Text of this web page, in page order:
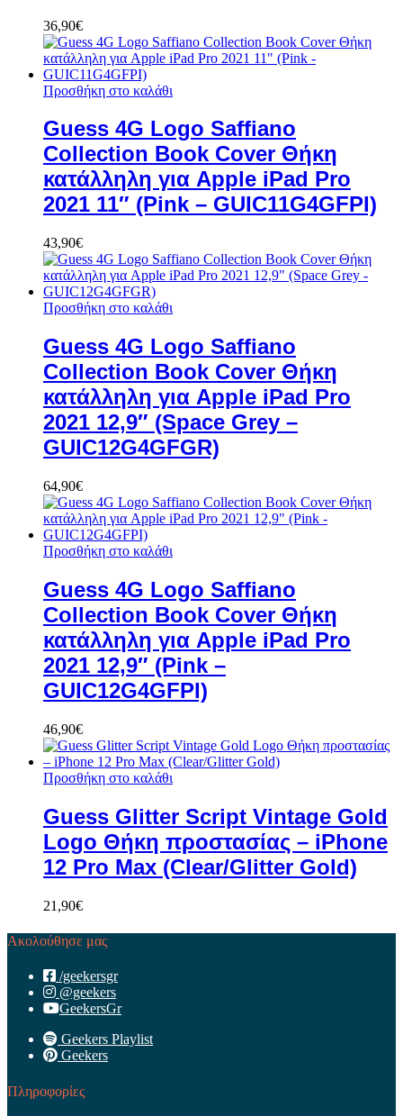
36,90€
Προσθήκη στο καλάθι
Guess 4G Logo Saffiano
Collection Book Cover Θήκη
κατάλληλη για Apple iPad Pro
2021 11″ (Pink – GUIC11G4GFPI)
43,90€
Προσθήκη στο καλάθι
Guess 4G Logo Saffiano
Collection Book Cover Θήκη
κατάλληλη για Apple iPad Pro
2021 12,9″ (Space Grey –
GUIC12G4GFGR)
64,90€
Προσθήκη στο καλάθι
Guess 4G Logo Saffiano
Collection Book Cover Θήκη
κατάλληλη για Apple iPad Pro
2021 12,9″ (Pink –
GUIC12G4GFPI)
46,90€
Προσθήκη στο καλάθι
Guess Glitter Script Vintage Gold
Logo Θήκη προστασίας – iPhone
12 Pro Max (Clear/Glitter Gold)
21,90€
Ακολούθησε μας
/geekersgr
@geekers
GeekersGr
Geekers Playlist
Geekers
Πληροφορίες